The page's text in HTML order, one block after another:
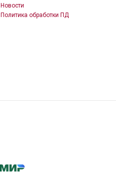
Новости
Политика обработки ПД